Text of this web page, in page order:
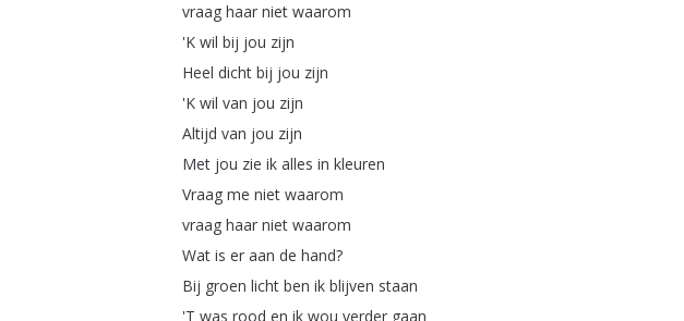
vraag haar niet waarom
'K wil bij jou zijn
Heel dicht bij jou zijn
'K wil van jou zijn
Altijd van jou zijn
Met jou zie ik alles in kleuren
Vraag me niet waarom
vraag haar niet waarom
Wat is er aan de hand?
Bij groen licht ben ik blijven staan
'T was rood en ik wou verder gaan